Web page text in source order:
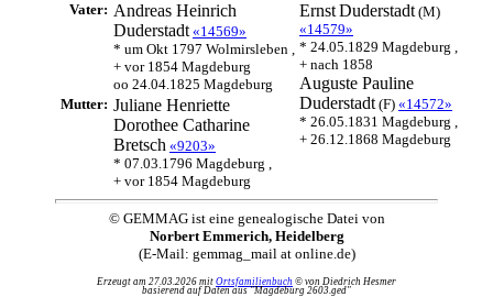
Vater: Andreas Heinrich
Duderstadt «14569»
* um Okt 1797 Wolmirsleben ,
+ vor 1854 Magdeburg
oo 24.04.1825 Magdeburg
ErnstDuderstadt(M)
«14579»
* 24.05.1829 Magdeburg ,
+ nach 1858
Auguste Pauline
Duderstadt(F) «14572»
* 26.05.1831 Magdeburg ,
+ 26.12.1868 Magdeburg
Mutter: Juliane Henriette
Dorothee Catharine
Bretsch «9203»
* 07.03.1796 Magdeburg ,
+ vor 1854 Magdeburg
© GEMMAG ist eine genealogische Datei von
Norbert Emmerich, Heidelberg
(E-Mail: gemmag_mail at online.de)
Erzeugt am 27.03.2026 mit Ortsfamilienbuch © von Diedrich Hesmer
basierend auf Daten aus "Magdeburg 2603.ged"